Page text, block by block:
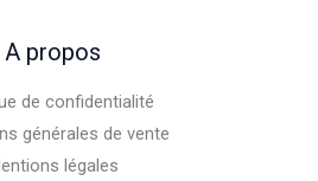
A propos
de confidentialité
générales de vente
légales